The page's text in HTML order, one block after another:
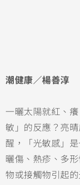
潮健康／楊善淳
一曬太陽就紅、
敏」的反應？亮
醒，「光敏感」
曬傷 、熱疹、多
物或接觸物引起